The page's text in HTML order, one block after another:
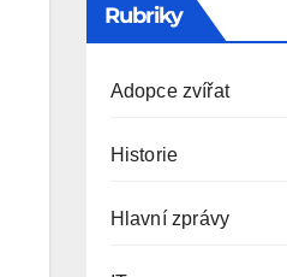
Rubriky
Adopce zvířat
Historie
Hlavní zprávy